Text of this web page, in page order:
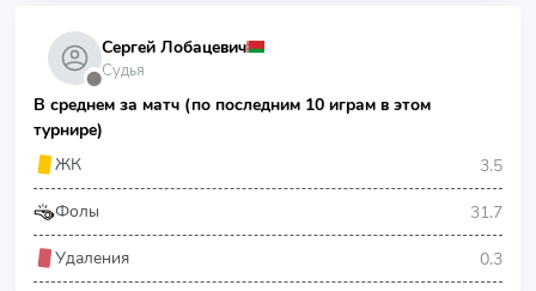
⬤
Сергей Лобацевич
Судья
В среднем за матч (по последним 10 играм в этом
турнире)
ЖК
3.5
Фолы 31.7
Удаления 0.3